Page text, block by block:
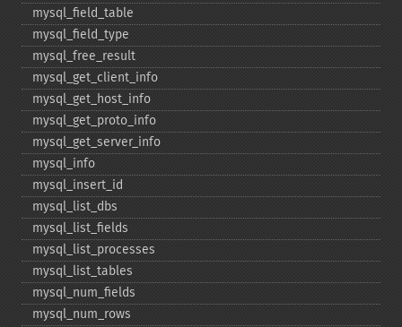
mysql_​field_​table
mysql_​field_​type
mysql_​free_​result
mysql_​get_​client_​info
mysql_​get_​host_​info
mysql_​get_​proto_​info
mysql_​get_​server_​info
mysql_​info
mysql_​insert_​id
mysql_​list_​dbs
mysql_​list_​fields
mysql_​list_​processes
mysql_​list_​tables
mysql_​num_​fields
mysql_​num_​rows